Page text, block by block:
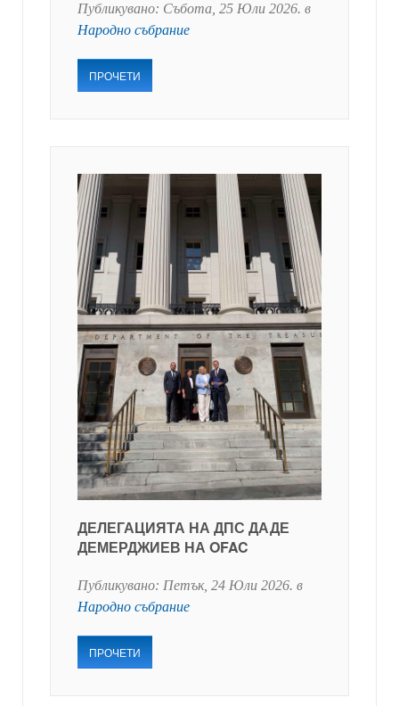
Публикувано: Събота, 25 Юли 2026. в
Народно събрание
ПРОЧЕТИ
ДЕЛЕГАЦИЯТА НА ДПС ДАДЕ
ДЕМЕРДЖИЕВ НА OFAC
Публикувано: Петък, 24 Юли 2026. в
Народно събрание
ПРОЧЕТИ